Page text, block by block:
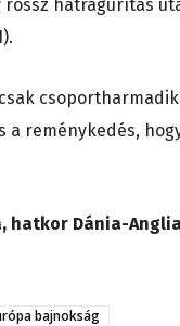
rossz hátragurítás
a reménykedés,
hatkor Dánia-
bajnokság